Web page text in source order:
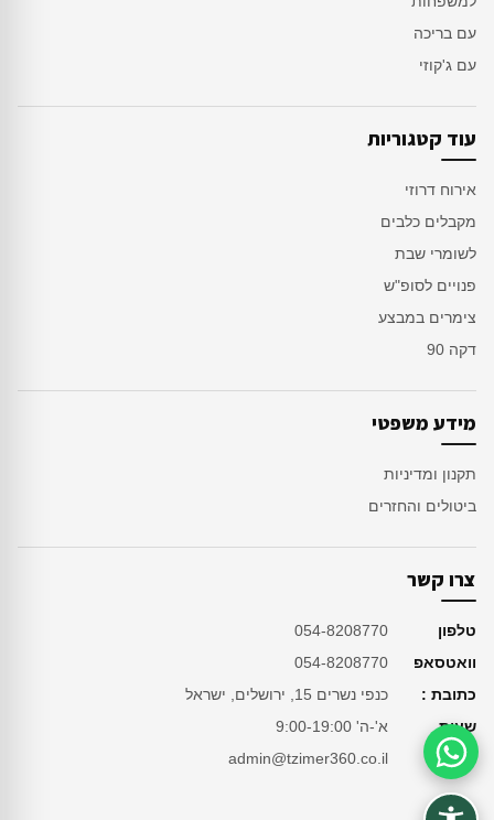
עם בריכה
עם ג'קוזי
עוד קטגוריות
אירוח דרוזי
מקבלים כלבים
לשומרי שבת
פנויים לסופ"ש
צימרים במבצע
דקה 90
מידע משפטי
תקנון ומדיניות
ביטולים והחזרים
צרו קשר
טלפון
054-8208770
וואטסאפ
054-8208770
כתובת :
כנפי נשרים 15, ירושלים, ישראל
שעות
א'-ה' 9:00-19:00
מייל
admin@tzimer360.co.ilסיוע בהזמנה